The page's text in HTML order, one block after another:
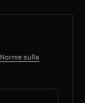
Norme sulla